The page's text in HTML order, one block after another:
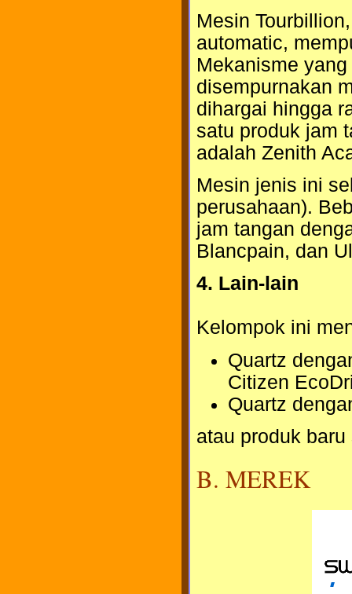
Mesin
automatic,
Mekanisme
disempurnakan
dihargai hingga
satu produk jam
adalah Zenith
Mesin jenis ini
perusahaan).
jam tangan
Blancpain, dan
4. Lain-lain
Kelompok ini
Quartz
Citizen
Quartz
atau produk
B. MEREK